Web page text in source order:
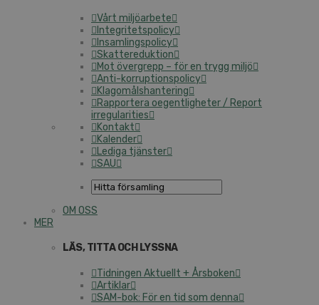
Vårt miljöarbete
Integritetspolicy
Insamlingspolicy
Skattereduktion
Mot övergrepp – för en trygg miljö
Anti-korruptionspolicy
Klagomålshantering
Rapportera oegentligheter / Report
irregularities
Kontakt
Kalender
Lediga tjänster
SAU
OM OSS
MER
LÄS, TITTA OCH LYSSNA
Tidningen Aktuellt + Årsboken
Artiklar
SAM-bok: För en tid som denna